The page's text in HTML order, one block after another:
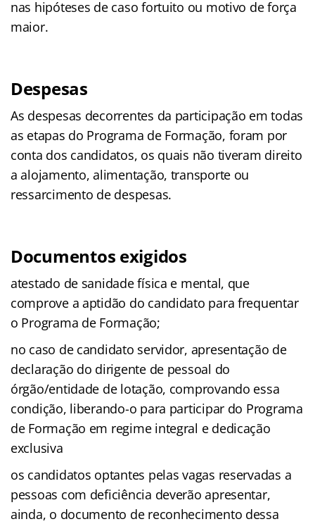
nas hipóteses de caso fortuito ou motivo de força
maior.
Despesas
As despesas decorrentes da participação em todas
as etapas do Programa de Formação, foram por
conta dos candidatos, os quais não tiveram direito
a alojamento, alimentação, transporte ou
ressarcimento de despesas.
Documentos exigidos
atestado de sanidade física e mental, que
comprove a aptidão do candidato para frequentar
o Programa de Formação;
no caso de candidato servidor, apresentação de
declaração do dirigente de pessoal do
órgão/entidade de lotação, comprovando essa
condição, liberando-o para participar do Programa
de Formação em regime integral e dedicação
exclusiva
os candidatos optantes pelas vagas reservadas a
pessoas com deficiência deverão apresentar,
ainda, o documento de reconhecimento dessa